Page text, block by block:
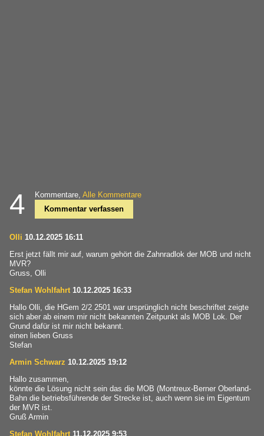
4 Kommentare, Alle Kommentare
Kommentar verfassen
Olli 10.12.2025 16:11
Erst jetzt fällt mir auf, warum gehört die Zahnradlok der MOB und nicht
MVR?
Gruss, Olli
Stefan Wohlfahrt 10.12.2025 16:33
Hallo Olli, die HGem 2/2 2501 war ursprünglich nicht beschriftet zeigte
sich aber ab einem mir nicht bekannten Zeitpunkt als MOB Lok. Der
Grund dafür ist mir nicht bekannt.
einen lieben Gruss
Stefan
Armin Schwarz 10.12.2025 19:12
Hallo zusammen,
könnte die Lösung nicht sein das die MOB (Montreux-Berner Oberland-
Bahn die betriebsführende der Strecke ist, auch wenn sie im Eigentum
der MVR ist.
Gruß Armin
Stefan Wohlfahrt 11.12.2025 9:53